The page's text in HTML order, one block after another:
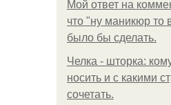
Мой ответ на
что "ну маникюр то
было бы сделать.
Челка - шторка:
носить и с какими
сочетать.